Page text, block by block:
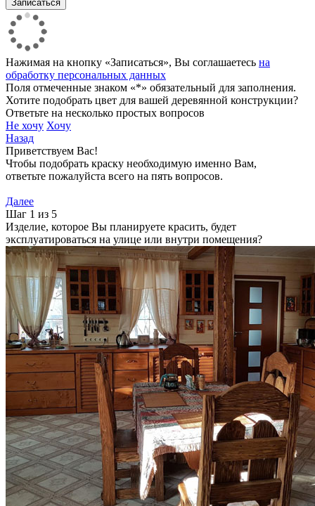
Нажимая на кнопку «Записаться», Вы соглашаетесь на
обработку персональных данных
Поля отмеченные знаком «*» обязательный для заполнения.
Хотите подобрать цвет для вашей деревянной конструкции?
Ответьте на несколько простых вопросов
Не хочу Хочу
Назад
Приветствуем Вас!
Чтобы подобрать краску необходимую именно Вам,
ответьте пожалуйста всего на пять вопросов.
Далее
Шаг 1 из 5
Изделие, которое Вы планируете красить, будет
эксплуатироваться на улице или внутри помещения?